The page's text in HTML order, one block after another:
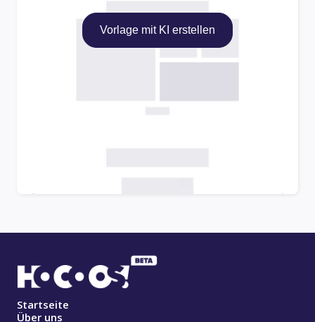
Vorlage mit KI erstellen
Startseite
Über uns